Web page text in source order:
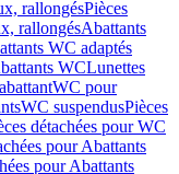
rallongésPièces
rallongésAbattants
WC adaptés
WCLunettes
WC pour
WC suspendusPièces
détachées pour WC
pour Abattants
pour Abattants